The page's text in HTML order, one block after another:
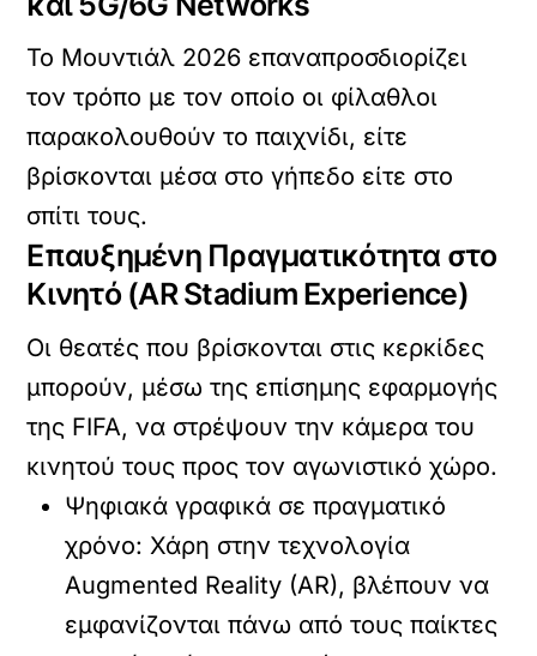
Το Μουντιάλ 2026 επαναπροσδιορίζει
τον τρόπο με τον οποίο οι φίλαθλοι
παρακολουθούν το παιχνίδι, είτε
βρίσκονται μέσα στο γήπεδο είτε στο
σπίτι τους.
Επαυξημένη Πραγματικότητα στο
Κινητό (AR Stadium Experience)
Οι θεατές που βρίσκονται στις κερκίδες
μπορούν, μέσω της επίσημης εφαρμογής
της FIFA, να στρέψουν την κάμερα του
κινητού τους προς τον αγωνιστικό χώρο.
Ψηφιακά γραφικά σε πραγματικό
χρόνο: Χάρη στην τεχνολογία
Augmented Reality (AR), βλέπουν να
εμφανίζονται πάνω από τους παίκτες